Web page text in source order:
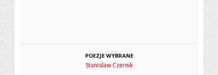
POEZJE WYBRANE
Stanislaw Czernik